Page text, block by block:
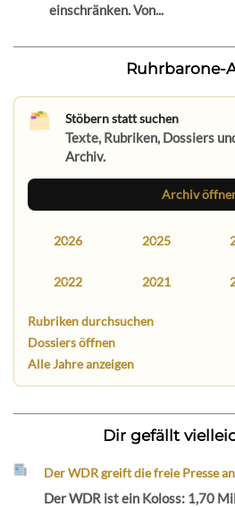
einschränken. Von...
Ruhrbarone-
Stöbern statt suchen
Texte, Rubriken, Dossiers
Archiv.
Archiv
2026 2025
2022 2021
Rubriken durchsuchen
Dossiers öffnen
Alle Jahre anzeigen
Dir gefällt
Der WDR greift die freie Presse an
Der WDR ist ein Koloss: 1,70